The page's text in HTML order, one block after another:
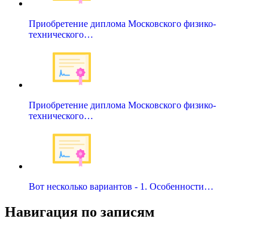
Приобретение диплома Московского физико-
технического…
Приобретение диплома Московского физико-
технического…
Вот несколько вариантов - 1. Особенности…
Навигация по записям